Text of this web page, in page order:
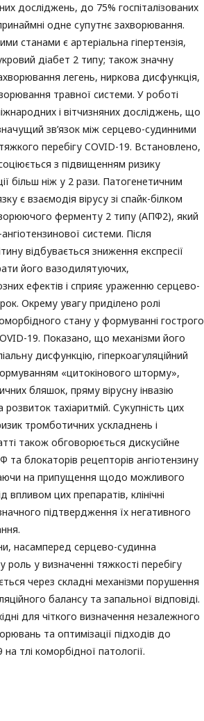
досліджень, до 75% госпіталізованих
одне супутнє захворювання.
станами є артеріальна гіпертензія,
діабет 2 типу; також значну
легень, ниркова дисфункція,
травної системи. У роботі
і вітчизняних досліджень, що
зв’язок між серцево-судинними
перебігу COVID-19. Встановлено,
з підвищенням ризику
більш ніж у 2 рази. Патогенетичним
є взаємодія вірусу зі спайк-білком
ферменту 2 типу (АПФ2), який
системи. Після
відбувається зниження експресії
його вазодилятуючих,
ефектів і сприяє ураженню серцево-
Окрему увагу приділено ролі
стану у формуванні гострого
19. Показано, що механізми його
дисфункцію, гіперкоагуляційний
«цитокінового шторму»,
бляшок, пряму вірусну інвазію
тахіаритмій. Сукупність цих
тромботичних ускладнень і
також обговорюється дискусійне
та блокаторів рецепторів ангіотензину
на припущення щодо можливого
впливом цих препаратів, клінічні
підтвердження їх негативного
насамперед серцево-судинна
роль у визначенні тяжкості перебігу
через складні механізми порушення
балансу та запальної відповіді.
для чіткого визначення незалежного
та оптимізації підходів до
тлі коморбідної патології.